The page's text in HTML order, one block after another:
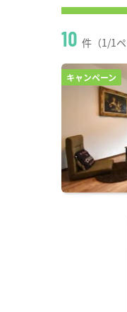
10 件（1/1ペ
キャンペーン